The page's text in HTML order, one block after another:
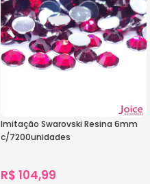
Imitação Swarovski Resina 6mm
c/7200unidades
R$ 104,99